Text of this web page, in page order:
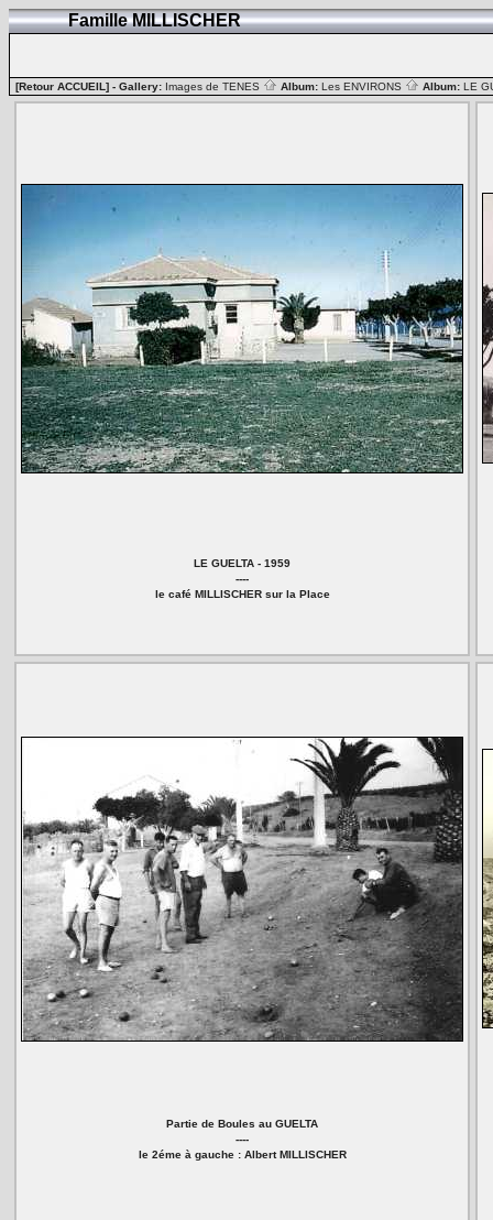
Famille MILLISCHER
[Retour ACCUEIL] - Gallery: Images de TENES Album: Les ENVIRONS Album: LE
LE GUELTA - 1959
----
le café MILLISCHER sur la Place
Partie de Boules au GUELTA
----
le 2éme à gauche : Albert MILLISCHER